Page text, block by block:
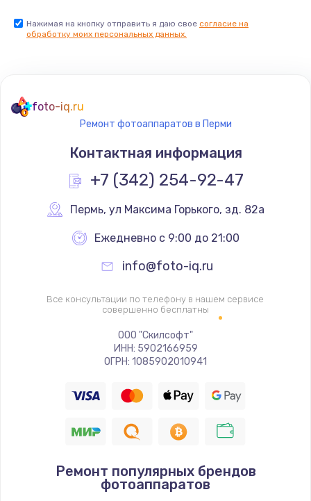
Заказать
Замена термостата
1200 руб.
Заказать
Замена реле
700 руб.
Заказать
Замена ТЭНа
Заказать
Замена шнура
Заказать
Нажимая на кнопку отправить я даю свое согласие на
обработку моих персональных данных.
foto-iq.ru
Ремонт фотоаппаратов в Перми
Контактная информация
+7 (342) 254-92-47
Пермь, ул Максима Горького, зд. 82а
Ежедневно с 9:00 до 21:00
info@foto-iq.ru
Все консультации по телефону в нашем сервисе
совершенно бесплатны
ООО "Скилсофт"
ИНН: 5902166959
ОГРН: 1085902010941
Ремонт популярных брендов
фотоаппаратов